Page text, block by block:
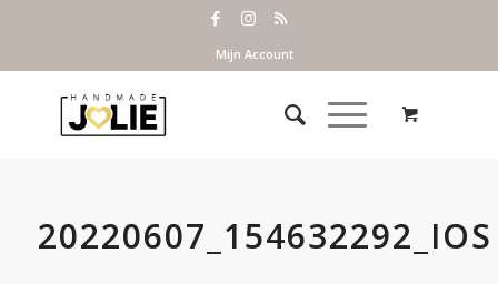
Mijn Account
20220607_154632292_IOS